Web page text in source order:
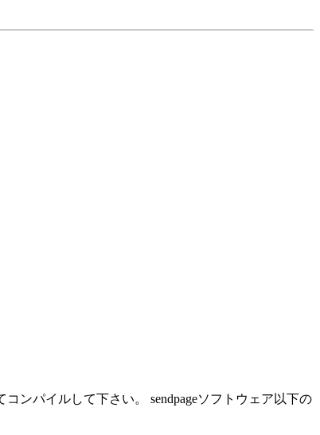
ンパイルして下さい。 sendpageソフトウェア以下の